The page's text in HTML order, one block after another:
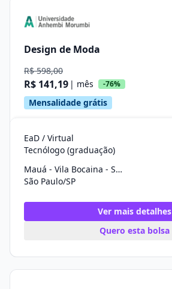
Design de Moda
R$ 598,00
R$ 141,19 | mês -76%
Mensalidade grátis
EaD / Virtual
Tecnólogo (graduação)
Mauá - Vila Bocaina - São Paulo
São Paulo/SP
Ver mais detalhes
Quero esta bolsa